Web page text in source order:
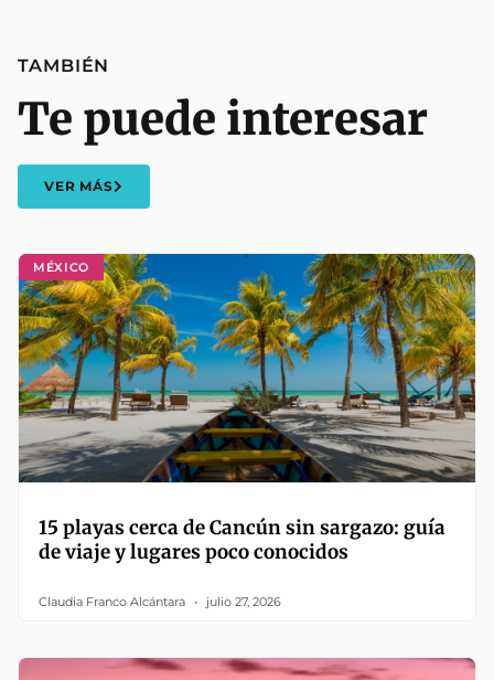
MÉXICO
15 playas cerca de Cancún sin sargazo: guía
de viaje y lugares poco conocidos
Claudia Franco Alcántara julio 27, 2026
TAMBIÉN
Te puede interesar
VER MÁS